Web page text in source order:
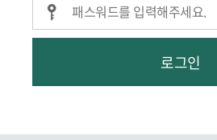
로그인